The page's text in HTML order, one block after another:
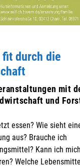
fit durch die
mit
und
essen? Wie sieht
aus? Brauche ich
Kann ich
Welche